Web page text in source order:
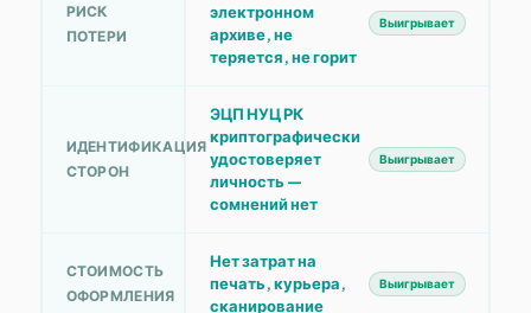
РИСК
ПОТЕРИ
электронном
архиве, не
теряется, не горит
Выигрывает
ИДЕНТИФИКАЦИЯ
СТОРОН
ЭЦП НУЦ РК
криптографически
удостоверяет
личность —
сомнений нет
Выигрывает
СТОИМОСТЬ
ОФОРМЛЕНИЯ
Нет затрат на
печать, курьера,
сканирование
Выигрывает